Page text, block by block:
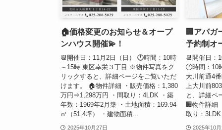
🏠価格変更のお知らせ＆オープ
ンハウス開催💫！
📆開催日：11月2日（日） 🕐時間：10時
～15時 東区幸栄３丁目 ※物件写真をク
リックすると、詳細ページをご覧いただ
けます。 🏠物件詳細 ・販売価格：1,380
万円⇒1,298万円 ・間取り：4LDK ・築
年数：1969年2月築 ・土地面積：169.94
㎡（51.4坪） ・建物面積...
2025年10月27日
🏢アパガ
予約制オ
📆開催日：
🕐時間：10
大川前通4
上大川前
と、詳細ペ
🏢物件詳細
取り：
2025年10